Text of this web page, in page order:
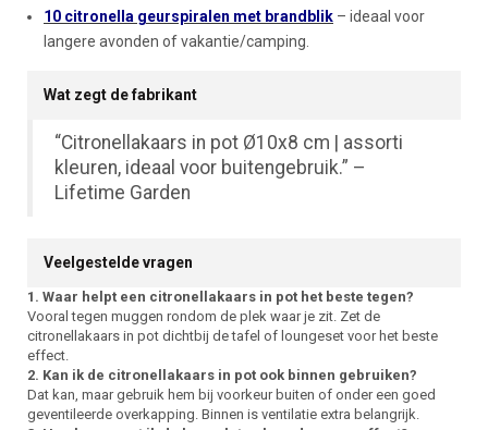
10 citronella geurspiralen met brandblik – ideaal voor
langere avonden of vakantie/camping.
Wat zegt de fabrikant
“Citronellakaars in pot Ø10x8 cm | assorti
kleuren, ideaal voor buitengebruik.” –
Lifetime Garden
Veelgestelde vragen
1. Waar helpt een citronellakaars in pot het beste tegen?
Vooral tegen muggen rondom de plek waar je zit. Zet de
citronellakaars in pot dichtbij de tafel of loungeset voor het beste
effect.
2. Kan ik de citronellakaars in pot ook binnen gebruiken?
Dat kan, maar gebruik hem bij voorkeur buiten of onder een goed
geventileerde overkapping. Binnen is ventilatie extra belangrijk.